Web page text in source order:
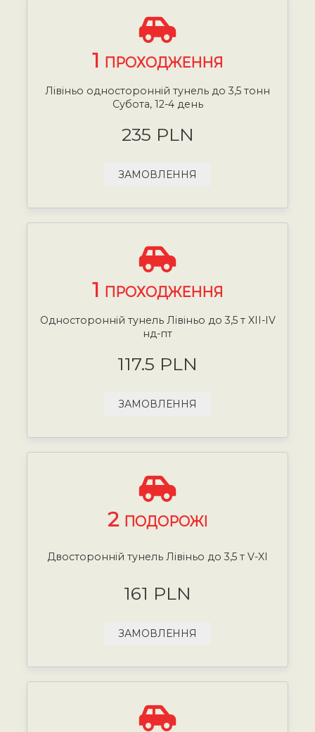
1 ПРОХОДЖЕННЯ
Лівіньо односторонній тунель до 3,5 тонн
Субота, 12-4 день
235 PLN
ЗАМОВЛЕННЯ
1 ПРОХОДЖЕННЯ
Односторонній тунель Лівіньо до 3,5 т XII-IV
нд-пт
117.5 PLN
ЗАМОВЛЕННЯ
2 ПОДОРОЖІ
Двосторонній тунель Лівіньо до 3,5 т V-XI
161 PLN
ЗАМОВЛЕННЯ